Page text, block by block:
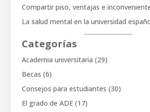
Compartir piso, ventajas e
La salud mental en la universidad
Categorías
Academia universitaria (29)
Becas (6)
Consejos para estudiantes (30)
El grado de ADE(17)